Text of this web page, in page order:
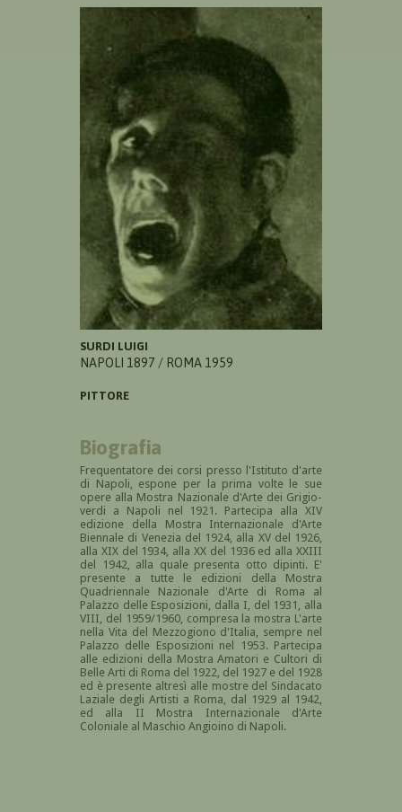
SURDI LUIGI
NAPOLI 1897 / ROMA 1959
PITTORE
Biografia
Frequentatore dei corsi presso l'Istituto d'arte
di Napoli, espone per la prima volte le sue
opere alla Mostra Nazionale d'Arte dei Grigio-
verdi a Napoli nel 1921. Partecipa alla XIV
edizione della Mostra Internazionale d'Arte
Biennale di Venezia del 1924, alla XV del 1926,
alla XIX del 1934, alla XX del 1936 ed alla XXIII
del 1942, alla quale presenta otto dipinti. E'
presente a tutte le edizioni della Mostra
Quadriennale Nazionale d'Arte di Roma al
Palazzo delle Esposizioni, dalla I, del 1931, alla
VIII, del 1959/1960, compresa la mostra L'arte
nella Vita del Mezzogiono d'Italia, sempre nel
Palazzo delle Esposizioni nel 1953. Partecipa
alle edizioni della Mostra Amatori e Cultori di
Belle Arti di Roma del 1922, del 1927 e del 1928
ed è presente altresì alle mostre del Sindacato
Laziale degli Artisti a Roma, dal 1929 al 1942,
ed alla II Mostra Internazionale d'Arte
Coloniale al Maschio Angioino di Napoli.